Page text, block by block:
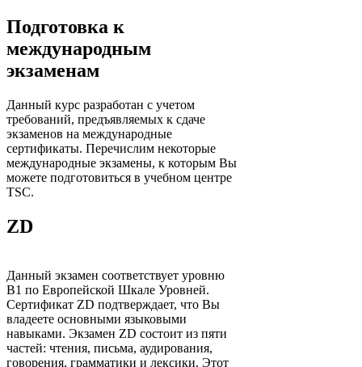
Подготовка к
международным
экзаменам
Данный курс разработан с учетом
требований, предъявляемых к сдаче
экзаменов на международные
сертификаты. Перечислим некоторые
международные экзамены, к которым Вы
можете подготовиться в учебном центре
TSC.
ZD
Данный экзамен соответствует уровню
В1 по Европейской Шкале Уровней.
Сертификат ZD подтверждает, что Вы
владеете основными языковыми
навыками. Экзамен ZD состоит из пяти
частей: чтения, письма, аудирования,
говорения, грамматики и лексики. Этот